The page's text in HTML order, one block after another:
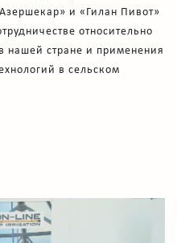
и «Гилан Пивот»
относительно
нашей стране и применения
в сельском